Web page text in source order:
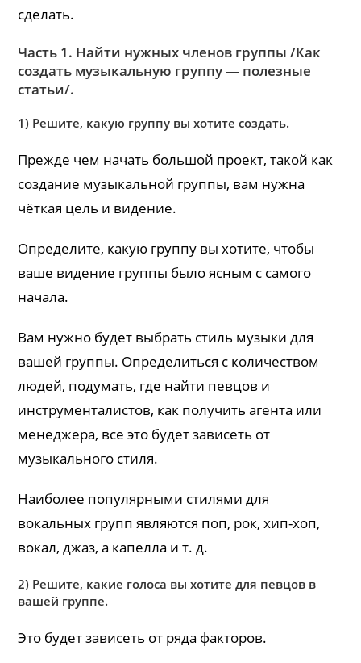
сделать.
Часть 1. Найти нужных членов группы /Как
создать музыкальную группу — полезные
статьи/.
1) Решите, какую группу вы хотите создать.
Прежде чем начать большой проект, такой как
создание музыкальной группы, вам нужна
чёткая цель и видение.
Определите, какую группу вы хотите, чтобы
ваше видение группы было ясным с самого
начала.
Вам нужно будет выбрать стиль музыки для
вашей группы. Определиться с количеством
людей, подумать, где найти певцов и
инструменталистов, как получить агента или
менеджера, все это будет зависеть от
музыкального стиля.
Наиболее популярными стилями для
вокальных групп являются поп, рок, хип-хоп,
вокал, джаз, а капелла и т. д.
2) Решите, какие голоса вы хотите для певцов в
вашей группе.
Это будет зависеть от ряда факторов.